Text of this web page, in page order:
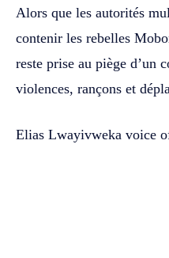
Alors que les autorités
contenir les rebelles
reste prise au piège d’un
violences, rançons et
Elias Lwayivweka voice